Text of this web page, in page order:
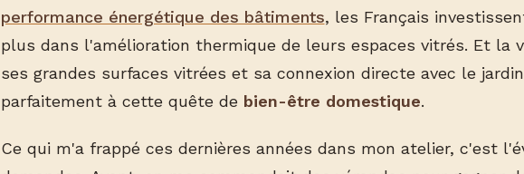
performance énergétique des bâtiments, les Français
plus dans l'amélioration thermique de leurs espaces vitrés. Et la
ses grandes surfaces vitrées et sa connexion directe avec le
parfaitement à cette quête de bien-être domestique.
Ce qui m'a frappé ces dernières années dans mon atelier, c'est